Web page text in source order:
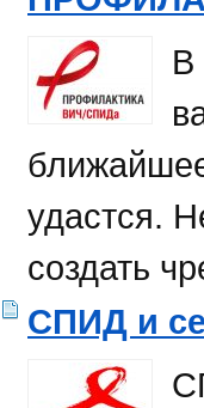
В
удастся.
создать
СПИД и